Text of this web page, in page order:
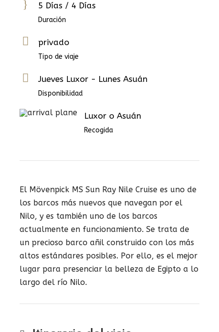
5 Días / 4 Días
Duración
privado
Tipo de viaje
Jueves Luxor - Lunes Asuán
Disponibilidad
Luxor o Asuán
Recogida
El Mövenpick MS Sun Ray Nile Cruise es uno de
los barcos más nuevos que navegan por el
Nilo, y es también uno de los barcos
actualmente en funcionamiento. Se trata de
un precioso barco añil construido con los más
altos estándares posibles. Por ello, es el mejor
lugar para presenciar la belleza de Egipto a lo
largo del río Nilo.